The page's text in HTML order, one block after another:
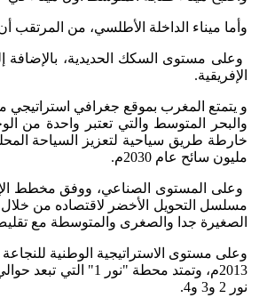
وأما ميناء الداخلة الأطلسي، من المرتقب أن يبدأ تشغيله، ما بين سنتي 2027 و2028م، في رهان مغربي آخر لخدمة التجارة في
الإفريقية.
و يتمتع المغرب بموقع جغرافي
مليون سائح عام 2030م.
مسلسل التحويل الأخضر لاقتصاده من خلال
الصغيرة جدا والصغرى والمتوسطة مع تقليص
نور 2 و3 و4.